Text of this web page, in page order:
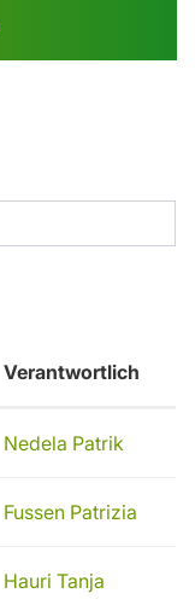
Verantwortlich
Nedela Patrik
Fussen Patrizia
Hauri Tanja